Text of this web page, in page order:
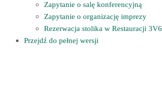
Zapytanie o salę konferencyjną
Zapytanie o organizację imprezy
Rezerwacja stolika w Restauracji 3V6
Przejdź do pełnej wersji